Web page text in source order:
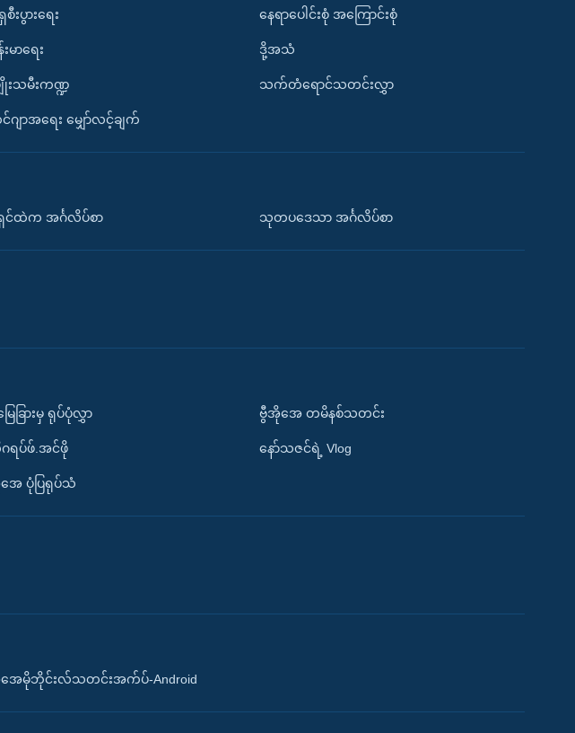
းပွားရေး
မာရေး
းသမီးကဏ္ဍ
ဂျာအရေး မျှော်လင့်ချက်
နေရာပေါင်းစုံ အကြောင်းစုံ
ဒို့အသံ
သက်တံရောင်သတင်းလွှာ
င်ထဲက အင်္ဂလိပ်စာ သုတပဒေသာ အင်္ဂလိပ်စာ
ေခြားမှ ရုပ်ပုံလွှာ
ရပ်ဖ်.အင်ဖို
ေ ပုံပြရုပ်သံ
ဗွီအိုအေ တမိနစ်သတင်း
နော်သဇင်ရဲ့ Vlog
ေမိုဘိုင်းလ်သတင်းအက်ပ်-Android